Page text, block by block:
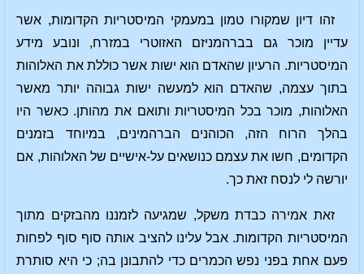
זהו דיון שמקורו טמון במעמקי המיסטריות הקדומות, אשר
עדיין מוכר גם בברהמניזם האזוטרי במזרח, ונובע מידע
המיסטריות. הרעיון שהאדם הוא ישות אשר כוללת את האלוהות
בתוך עצמה, שהאדם הוא למעשה ישות גבוהה יותר מאשר
האלוהות, מוכר בכל המיסטריות ותואם את מהותן. כאשר היו
בהלך הרוח הזה, הכוהנים הברהמינים, במיוחד בזמנים
הקדומים, חשו את עצמם כנושאים על-אישיים של האלוהות, אם
יורשה לי לנסח זאת כך.
זאת אמירה כבדת משקל, שמגיעה לזמננו מהבזקים מתוך
המיסטריות הקדומות. אבל עלינו להציב אותה סוף סוף לפחות
פעם אחת בפני נפש הכמרים כדי להתבונן בה; כי היא סותרת